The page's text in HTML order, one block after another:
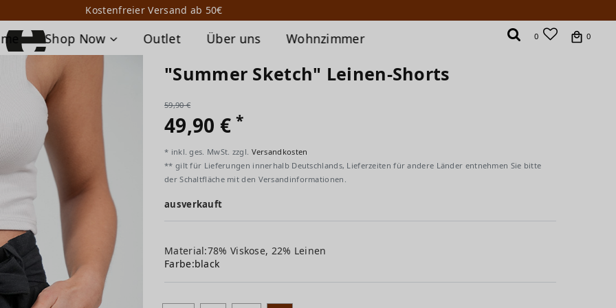
Kostenfreier Versand ab 50€
Shop Now Outlet Über uns Wohnzimmer 0 0
"Summer Sketch" Leinen-Shorts
59,90 €
49,90 €*
* inkl. ges. MwSt. zzgl. Versandkosten
** gilt für Lieferungen innerhalb Deutschlands, Lieferzeiten für andere Länder entnehmen Sie bitte
der Schaltfläche mit den Versandinformationen.
ausverkauft
Material:78% Viskose, 22% Leinen
Farbe:black